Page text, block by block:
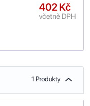
402 Kč
včetně DPH
1 Produkty